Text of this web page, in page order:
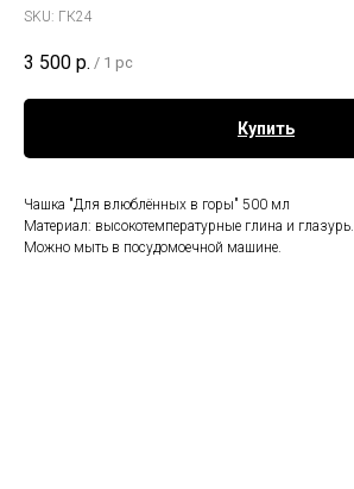
SKU: ГК24
3 500 р. / 1 pc
Купить
Чашка "Для влюблённых в горы" 500 мл
Материал: высокотемпературные глина и глазурь.
Можно мыть в посудомоечной машине.